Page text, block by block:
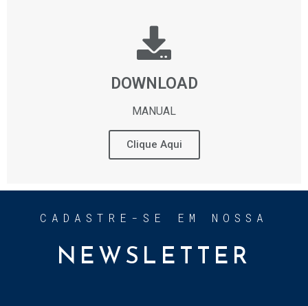
DOWNLOAD
MANUAL
Clique Aqui
CADASTRE-SE EM NOSSA
NEWSLETTER